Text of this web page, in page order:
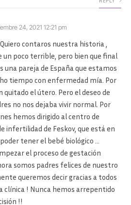
24, 2021 12:21 pm
contaros nuestra historia ,
un poco terrible, pero bien que final
una pareja de España que estamos
tiempo con enfermedad mía. Por
quitado el útero. Pero el deseo de
no nos dejaba vivir normal. Por
hemos dirigido al centro de
infertilidad de Feskov, que está en
tener el bebé biológico …
el proceso de gestación
somos padres felices de nuestro
queremos decir gracias a todos
clínica ! Nunca hemos arrepentido
!!